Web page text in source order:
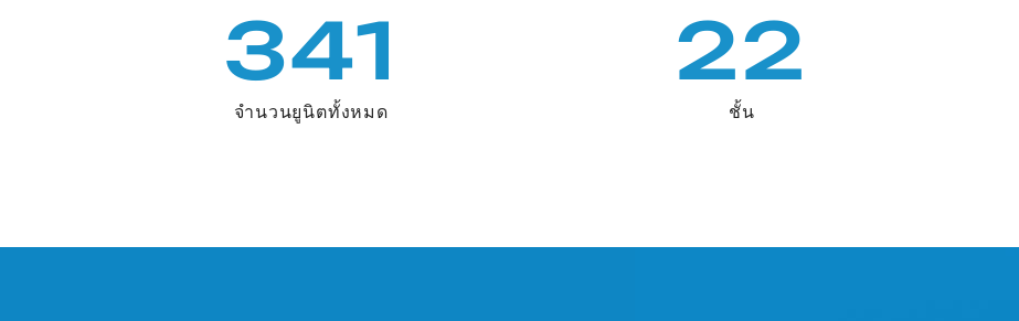
341
จำนวนยูนิตทั้งหมด
22
ชั้น